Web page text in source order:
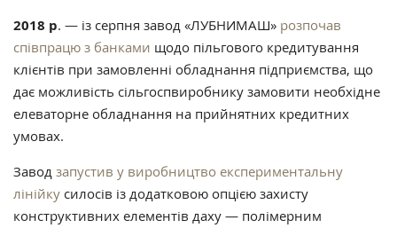
2018 р. — із серпня завод «ЛУБНИМАШ» розпочав
співпрацю з банками щодо пільгового кредитування
клієнтів при замовленні обладнання підприємства, що
дає можливість сільгоспвиробнику замовити необхідне
елеваторне обладнання на прийнятних кредитних
умовах.
Завод запустив у виробництво експериментальну
лінійку силосів із додатковою опцією захисту
конструктивних елементів даху — полімерним